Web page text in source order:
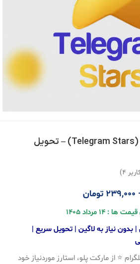
خرید استارز تلگرام (Telegram Stars) – تحویل
4
)
239,000 تومان
14 مرداد 1405
نیاز به لاگین | تحویل سریع |
⭐ از مارکت پلو، استارز موردنیاز خود